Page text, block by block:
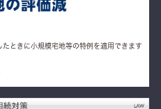
ときに小規模宅地等の特例を適用できます